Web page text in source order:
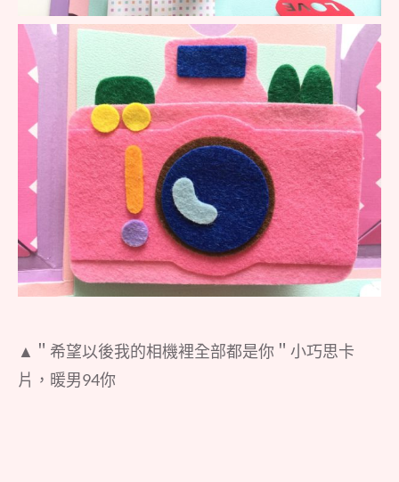
▲＂希望以後我的相機裡全部都是你＂小巧思卡
片，暖男94你